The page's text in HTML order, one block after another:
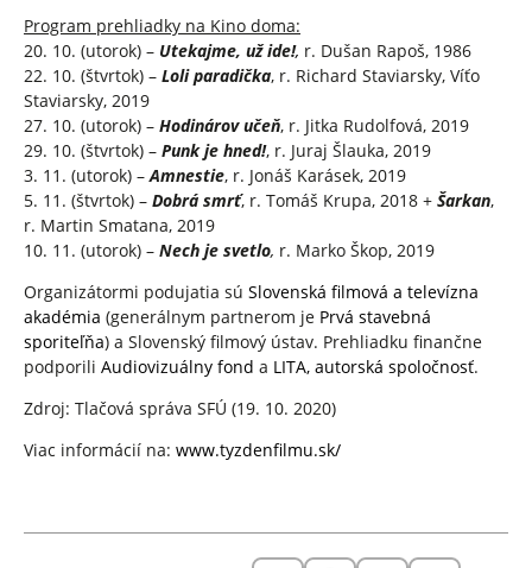
Program prehliadky na Kino doma:
20. 10. (utorok) – Utekajme, už ide!, r. Dušan Rapoš, 1986
22. 10. (štvrtok) – Loli paradička, r. Richard Staviarsky, Víťo
Staviarsky, 2019
27. 10. (utorok) – Hodinárov učeň, r. Jitka Rudolfová, 2019
29. 10. (štvrtok) – Punk je hned!, r. Juraj Šlauka, 2019
3. 11. (utorok) – Amnestie, r. Jonáš Karásek, 2019
5. 11. (štvrtok) – Dobrá smrť, r. Tomáš Krupa, 2018 + Šarkan,
r. Martin Smatana, 2019
10. 11. (utorok) – Nech je svetlo, r. Marko Škop, 2019
Organizátormi podujatia sú Slovenská filmová a televízna
akadémia (generálnym partnerom je Prvá stavebná
sporiteľňa) a Slovenský filmový ústav. Prehliadku finančne
podporili Audiovizuálny fond a LITA, autorská spoločnosť.
Zdroj: Tlačová správa SFÚ (19. 10. 2020)
Viac informácií na: www.tyzdenfilmu.sk/